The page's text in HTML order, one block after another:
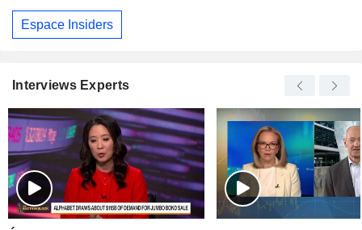
Espace Insiders
Interviews Experts